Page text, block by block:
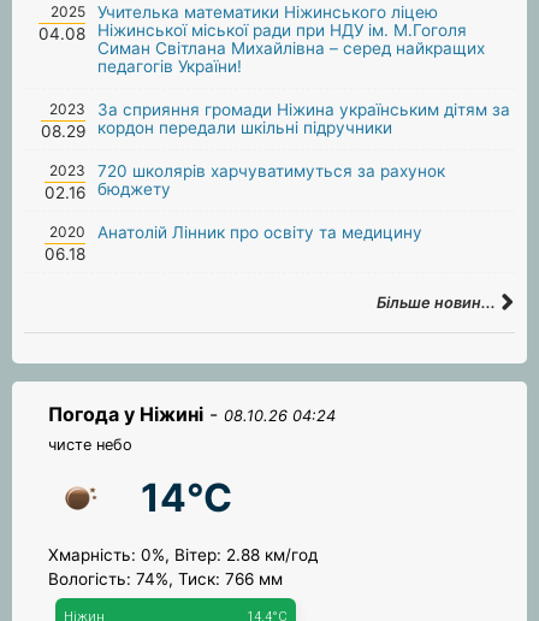
2025
04.08
Учителька математики Ніжинського ліцею
Ніжинської міської ради при НДУ ім. М.Гоголя
Симан Світлана Михайлівна – серед найкращих
педагогів України!
2023
08.29
За сприяння громади Ніжина українським дітям за
кордон передали шкільні підручники
2023
02.16
720 школярів харчуватимуться за рахунок
бюджету
2020
06.18
Анатолій Лінник про освіту та медицину
Більше новин...
Погода у Ніжині - 08.10.26 04:24
чисте небо
14°C
Хмарність: 0%, Вітер: 2.88 км/год
Вологість: 74%, Тиск: 766 мм